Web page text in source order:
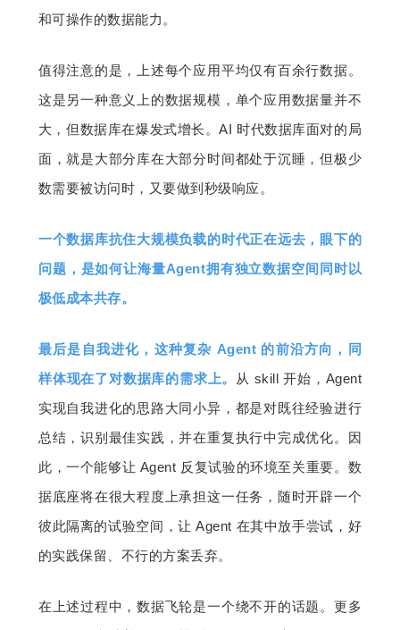
和可操作的数据能力。
值得注意的是，上述每个应用平均仅有百余行数据。
这是另一种意义上的数据规模，单个应用数据量并不
大，但数据库在爆发式增长。AI 时代数据库面对的局
面，就是大部分库在大部分时间都处于沉睡，但极少
数需要被访问时，又要做到秒级响应。
一个数据库抗住大规模负载的时代正在远去，眼下的
问题，是如何让海量Agent拥有独立数据空间同时以
极低成本共存。
最后是自我进化，这种复杂 Agent 的前沿方向，同
样体现在了对数据库的需求上。
从 skill 开始，Agent
实现自我进化的思路大同小异，都是对既往经验进行
总结，识别最佳实践，并在重复执行中完成优化。因
此，一个能够让 Agent 反复试验的环境至关重要。数
据底座将在很大程度上承担这一任务，随时开辟一个
彼此隔离的试验空间，让 Agent 在其中放手尝试，好
的实践保留、不行的方案丢弃。
在上述过程中，数据飞轮是一个绕不开的话题。更多